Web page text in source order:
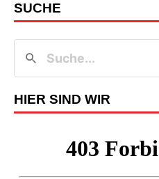
SUCHE
HIER SIND WIR